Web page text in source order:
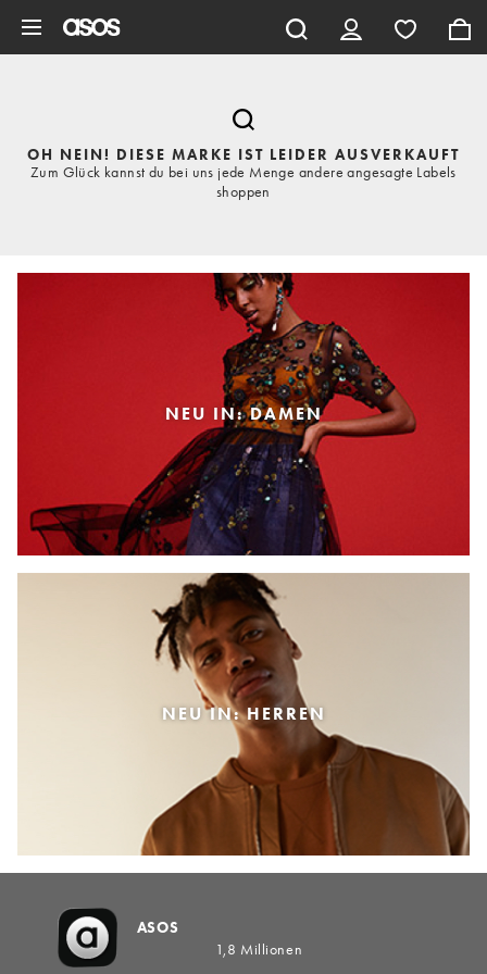
OH NEIN! DIESE MARKE IST LEIDER AUSVERKAUFT
Zum Glück kannst du bei uns jede Menge andere angesagte Labels
shoppen
NEU IN: DAMEN
NEU IN: HERREN
ASOS
1,8 Millionen